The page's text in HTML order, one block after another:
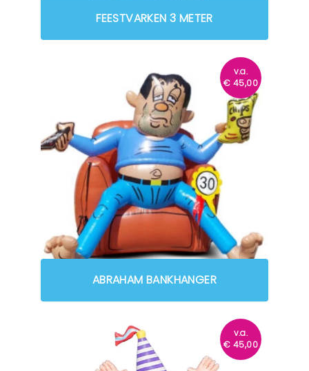
FEESTVARKEN 3 METER
ABRAHAM BANKHANGER
v.a.
€ 45,00
v.a.
€ 45,00